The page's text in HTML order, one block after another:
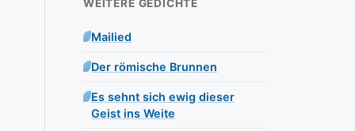
WEITERE GEDICHTE
Mailied
Der römische Brunnen
Es sehnt sich ewig dieser
Geist ins Weite